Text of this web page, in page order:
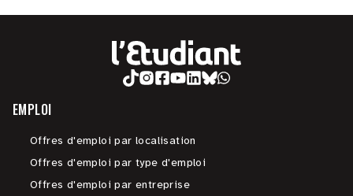
EMPLOI
Offres d'emploi par localisation
Offres d'emploi par type d'emploi
Offres d'emploi par entreprise